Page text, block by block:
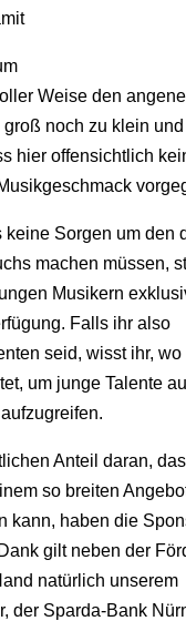
Weise den
noch zu klein
hier offensichtlich
keine Sorgen um den
machen müssen,
Musikern
Falls ihr also
seid, wisst ihr, wo
um junge Talente
Anteil daran,
so breiten
kann, haben die
gilt neben der
natürlich unserem
der Sparda-Bank